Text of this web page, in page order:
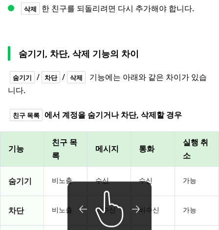
삭제 한 친구를 되돌리려면 다시 추가해야 합니다.
숨기기, 차단, 삭제 기능의 차이
숨기기 / 차단 / 삭제
기능에는 아래와 같은 차이가 있습
니다.
친구 목록 에서 계정을 숨기거나 차단, 삭제할 경우
기능
친구 목
록
메시지 통화
실행 취
소
숨기기 비노출 수신 수신 가능
차단 비노출 비수신 비수신 가능